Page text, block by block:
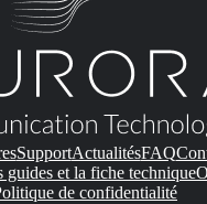
SupportActualitésFAQ
guides et la fiche technique
de confidentialité